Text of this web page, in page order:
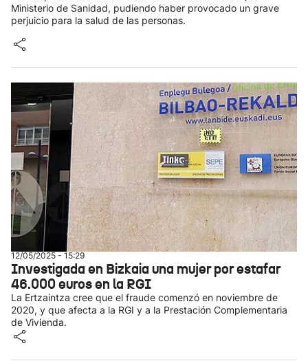
Ministerio de Sanidad, pudiendo haber provocado un grave
perjuicio para la salud de las personas.
12/05/2025 - 15:29
Investigada en Bizkaia una mujer por estafar
46.000 euros en la RGI
La Ertzaintza cree que el fraude comenzó en noviembre de
2020, y que afecta a la RGI y a la Prestación Complementaria
de Vivienda.